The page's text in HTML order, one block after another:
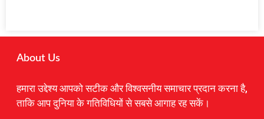
About Us
हमारा उद्देश्य आपको सटीक और विश्वसनीय समाचार प्रदान करना है,
ताकि आप दुनिया के गतिविधियों से सबसे आगाह रह सकें।